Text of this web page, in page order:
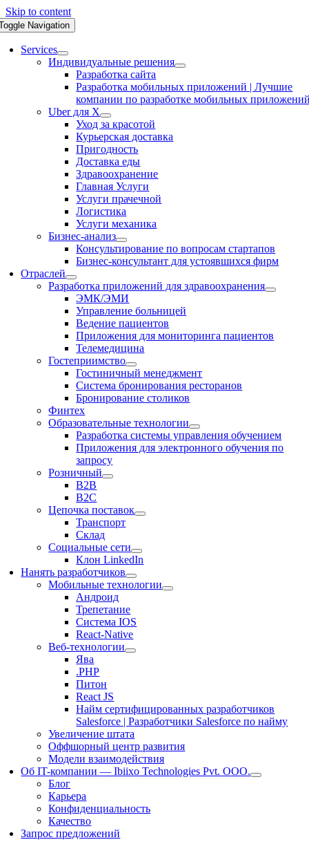
Skip to content
Navigation
Services
Индивидуальные решения
Разработка сайта
Разработка мобильных приложений | Лучшие
компании по разработке мобильных
Uber для X
Уход за красотой
Курьерская доставка
Пригодность
Доставка еды
Здравоохранение
Главная Услуги
Услуги прачечной
Логистика
Услуги механика
Бизнес-анализ
Консультирование по вопросам стартапов
Бизнес-консультант для устоявшихся фирм
Отраслей
Разработка приложений для здравоохранения
ЭМК/ЭМИ
Управление больницей
Ведение пациентов
Приложения для мониторинга пациентов
Телемедицина
Гостеприимство
Гостиничный менеджмент
Система бронирования ресторанов
Бронирование столиков
Финтех
Образовательные технологии
Разработка системы управления обучением
Приложения для электронного обучения по
запросу
Розничный
В2В
В2С
Цепочка поставок
Транспорт
Склад
Социальные сети
Клон LinkedIn
Нанять разработчиков
Мобильные технологии
Андроид
Трепетание
Система IOS
React-Native
Веб-технологии
Ява
.PHP
Питон
React JS
Найм сертифицированных разработчиков
Salesforce | Разработчики Salesforce по найму
Увеличение штата
Оффшорный центр развития
Модели взаимодействия
Об IT-компании — Ibiixo Technologies Pvt. ООО.
Блог
Карьера
Конфиденциальность
Качество
Запрос предложений